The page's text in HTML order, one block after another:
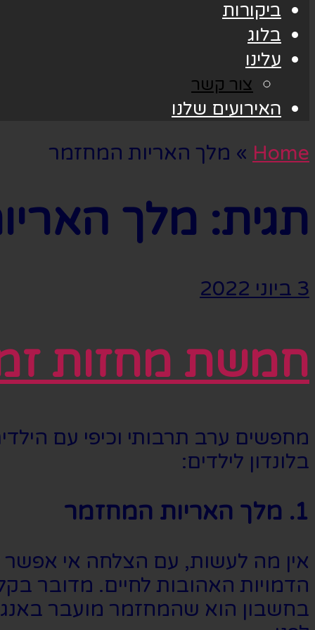
ביקורות
בלוג
עלינו
צור קשר
האירועים שלנו
Home
» מלך האריות המחזמר
תגית: מלך
3 ביוני 2022
חמשת מחזות
מחפשים ערב תרבותי וכיפי עם
בלונדון לילדים:
1. מלך האריות המחזמר
הדמויות האהובות לחיים. מדובר
בחשבון הוא שהמחזמר מועבר